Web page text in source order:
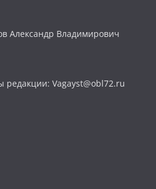
Александр Владимирович
редакции: Vagayst@obl72.ru